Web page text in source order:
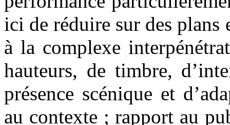
ici de réduire sur des plans
à la complexe
hauteurs, de timbre,
présence scénique et
au contexte ; rapport au